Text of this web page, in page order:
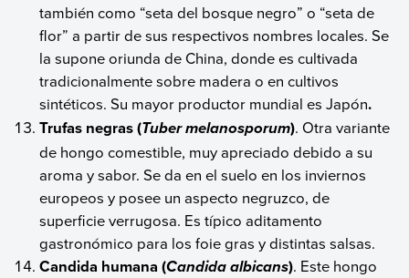
también como “seta del bosque negro” o “seta de
flor” a partir de sus respectivos nombres locales. Se
la supone oriunda de China, donde es cultivada
tradicionalmente sobre madera o en cultivos
sintéticos. Su mayor productor mundial es Japón.
Trufas negras (Tuber melanosporum). Otra variante
de hongo comestible, muy apreciado debido a su
aroma y sabor. Se da en el suelo en los inviernos
europeos y posee un aspecto negruzco, de
superficie verrugosa. Es típico aditamento
gastronómico para los foie gras y distintas salsas.
Candida humana (Candida albicans). Este hongo